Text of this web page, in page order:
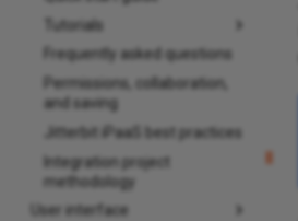
Tutorials
Frequently asked questions
Permissions, collaboration,
and saving
Jitterbit iPaaS best practices
Integration project
methodology
User interface